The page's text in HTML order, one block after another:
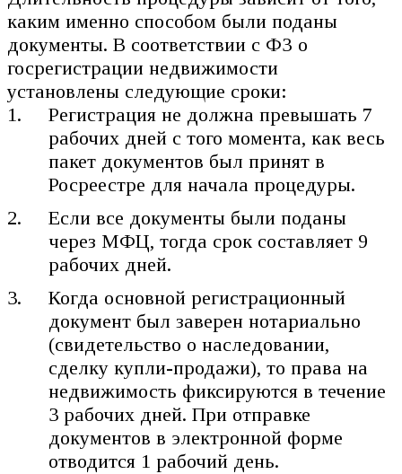
каким именно способом были поданы
документы. В соответствии с ФЗ о
госрегистрации недвижимости
установлены следующие сроки:
Регистрация не должна превышать 7
рабочих дней с того момента, как весь
пакет документов был принят в
Росреестре для начала процедуры.
Если все документы были поданы
через МФЦ, тогда срок составляет 9
рабочих дней.
Когда основной регистрационный
документ был заверен нотариально
(свидетельство о наследовании,
сделку купли-продажи), то права на
недвижимость фиксируются в течение
3 рабочих дней. При отправке
документов в электронной форме
отводится 1 рабочий день.